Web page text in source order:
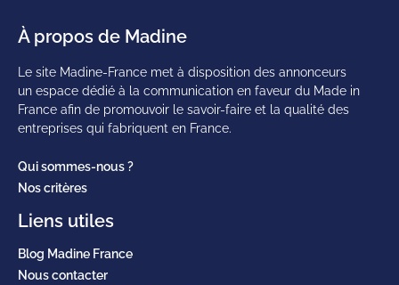
À propos de Madine
Le site Madine-France met à disposition des annonceurs
un espace dédié à la communication en faveur du Made in
France afin de promouvoir le savoir-faire et la qualité des
entreprises qui fabriquent en France.
Qui sommes-nous ?
Nos critères
Liens utiles
Blog Madine France
Nous contacter